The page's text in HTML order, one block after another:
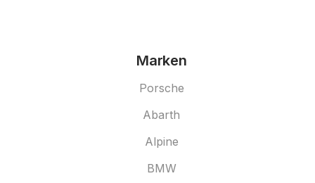
Marken
Porsche
Abarth
Alpine
BMW